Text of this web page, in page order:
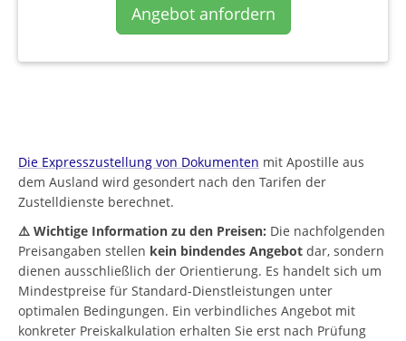
Angebot anfordern
Die Expresszustellung von Dokumenten mit Apostille aus
dem Ausland wird gesondert nach den Tarifen der
Zustelldienste berechnet.
⚠️ Wichtige Information zu den Preisen: Die nachfolgenden
Preisangaben stellen kein bindendes Angebot dar, sondern
dienen ausschließlich der Orientierung. Es handelt sich um
Mindestpreise für Standard-Dienstleistungen unter
optimalen Bedingungen. Ein verbindliches Angebot mit
konkreter Preiskalkulation erhalten Sie erst nach Prüfung